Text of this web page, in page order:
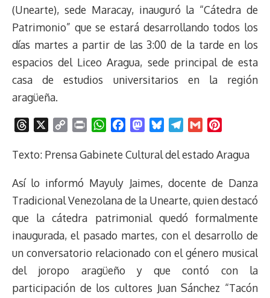
(Unearte), sede Maracay, inauguró la “Cátedra de
Patrimonio” que se estará desarrollando todos los
días martes a partir de las 3:00 de la tarde en los
espacios del Liceo Aragua, sede principal de esta
casa de estudios universitarios en la región
aragüeña.
r
a
d
p
L
i
k
i
t
W
a
s
A
p
c
b
o
k
M
s
o
d
o
n
u
s
k
l
g
r
a
m
a
l
n
e
r
e
s
t
Texto: Prensa Gabinete Cultural del estado Aragua
Así lo informó Mayuly Jaimes, docente de Danza
Tradicional Venezolana de la Unearte, quien destacó
que la cátedra patrimonial quedó formalmente
inaugurada, el pasado martes, con el desarrollo de
un conversatorio relacionado con el género musical
del joropo aragüeño y que contó con la
participación de los cultores Juan Sánchez “Tacón